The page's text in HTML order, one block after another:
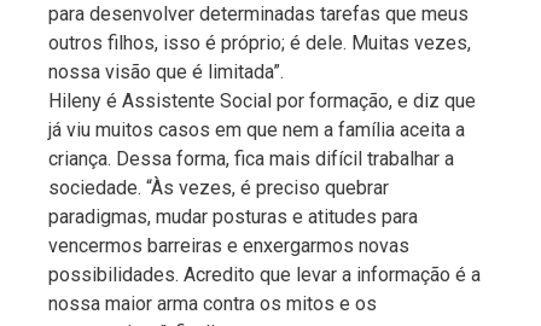
para desenvolver determinadas tarefas que meus
outros filhos, isso é próprio; é dele. Muitas vezes,
nossa visão que é limitada”.
Hileny é Assistente Social por formação, e diz que
já viu muitos casos em que nem a família aceita a
criança. Dessa forma, fica mais difícil trabalhar a
sociedade. “Às vezes, é preciso quebrar
paradigmas, mudar posturas e atitudes para
vencermos barreiras e enxergarmos novas
possibilidades. Acredito que levar a informação é a
nossa maior arma contra os mitos e os